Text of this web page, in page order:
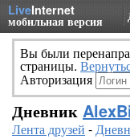
LiveInternet
мобильная версия
Вы были
страницы.
Авторизация
Дневник
Лента друзей -